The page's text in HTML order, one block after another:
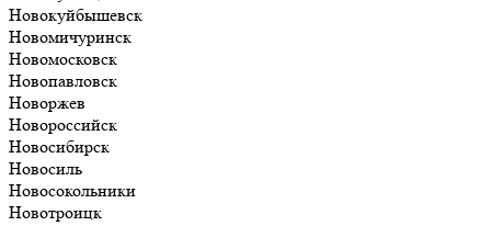
Новокуйбышевск
Новомичуринск
Новомосковск
Новопавловск
Новоржев
Новороссийск
Новосибирск
Новосиль
Новосокольники
Новотроицк